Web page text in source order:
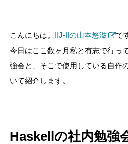
こんにちは。 IIJ-IIの山本悠滋
で
今日はここ数ヶ月私と有志で行っ
強会と、そこで使用している自作
いて紹介します。
Haskellの社内勉強